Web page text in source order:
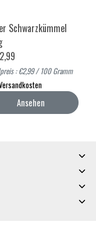
Schwarzkümmel
: €2,99 / 100 Gramm
Ansehen